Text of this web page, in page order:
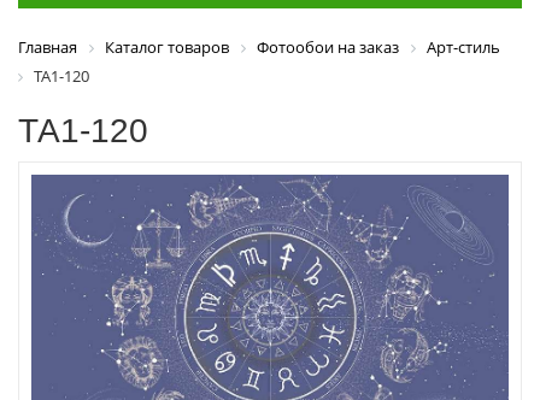
Главная Каталог товаров Фотообои на заказ
Арт-стиль
ТА1-120
ТА1-120